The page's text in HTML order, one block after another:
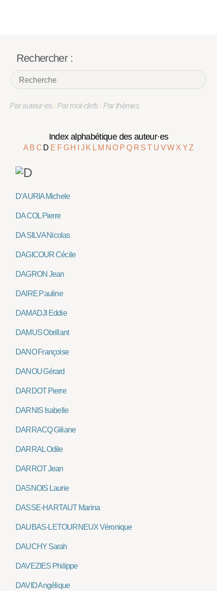
Rechercher :
Par auteur·es/Par mot-clefs/Par thèmes
Index alphabétique des auteur·es
A B C D E F G H J K L M NO P Q R ST U VW X YZ
D’AURIA Michele
DA COL Pierre
DA SILVA Nicolas
DAGICOUR Cécile
DAGRON Jean
DAIRE Pauline
DAMADJI Eddie
DAMUS Obrillant
DANO Françoise
DANOU Gérard
DARDOT Pierre
DARNIS Isabelle
DARRACQ Giliane
DARRAL Odile
DARROT Jean
DASNOIS Laurie
DASSE-HARTAUT Marina
DAUBAS-LETOURNEUX Véronique
DAUCHY Sarah
DAVEZIES Philippe
DAVID Angélique